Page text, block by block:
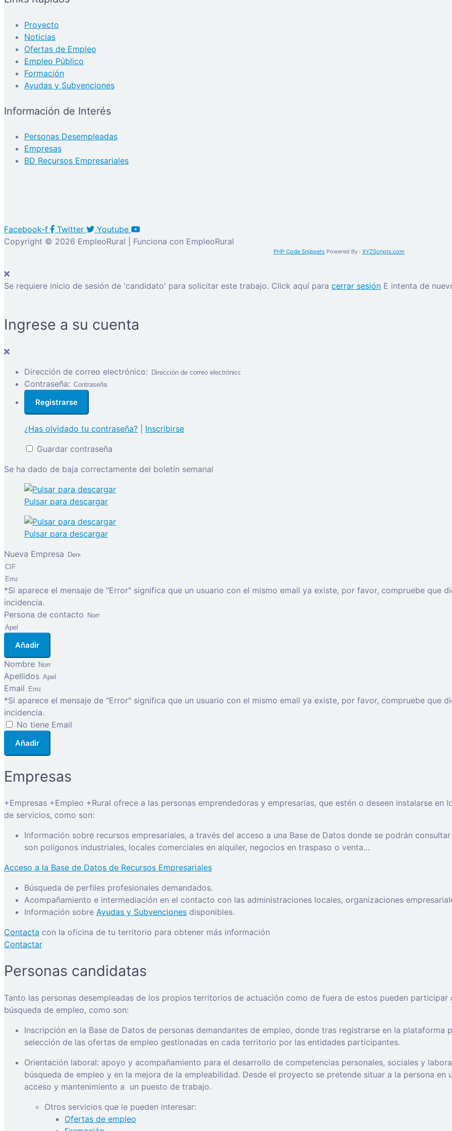
Proyecto
Noticias
Ofertas de Empleo
Empleo Público
Formación
Ayudas y Subvenciones
Información de Interés
Personas Desempleadas
Empresas
BD Recursos Empresariales
Facebook-f Twitter
Youtube
Copyright © 2026 EmpleoRural | Funciona con EmpleoRural
PHP Code Snippets Powered By : XYZScripts.com
Se requiere inicio de sesión de 'candidato' para solicitar este trabajo. Click aquí para cerrar sesión E intenta de
Ingrese a su cuenta
Dirección de correo electrónico:
Contraseña:
¿Has olvidado tu contraseña?
Inscribirse
Guardar contraseña
Se ha dado de baja correctamente del boletín semanal
Pulsar para descargar
Pulsar para descargar
Nueva Empresa
*Si aparece el mensaje de "Error" significa que un usuario con el mismo email ya existe, por favor, compruebe que
incidencia.
Persona de contacto
Añadir
Nombre
Apellidos
Email
*Si aparece el mensaje de "Error" significa que un usuario con el mismo email ya existe, por favor, compruebe que
incidencia.
No tiene Email
Añadir
Empresas
+Empresas +Empleo +Rural ofrece a las personas emprendedoras y empresarias, que estén o deseen instalarse
de servicios, como son:
Información sobre recursos empresariales, a través del acceso a una Base de Datos donde se podrán
son polígonos industriales, locales comerciales en alquiler, negocios en traspaso o venta…
Acceso a la Base de Datos de Recursos Empresariales
Búsqueda de perfiles profesionales demandados.
Acompañamiento e intermediación en el contacto con las administraciones locales, organizaciones
Información sobre Ayudas y Subvenciones disponibles.
Contacta con la oficina de tu territorio para obtener más información
Contactar
Personas candidatas
Tanto las personas desempleadas de los propios territorios de actuación como de fuera de estos pueden
búsqueda de empleo, como son:
Inscripción en la Base de Datos de personas demandantes de empleo, donde tras registrarse en la
selección de las ofertas de empleo gestionadas en cada territorio por las entidades participantes.
Orientación laboral: apoyo y acompañamiento para el desarrollo de competencias personales, sociales y
búsqueda de empleo y en la mejora de la empleabilidad. Desde el proyecto se pretende situar a la persona
acceso y mantenimiento a un puesto de trabajo.
Otros servicios que le pueden interesar:
Ofertas de empleo